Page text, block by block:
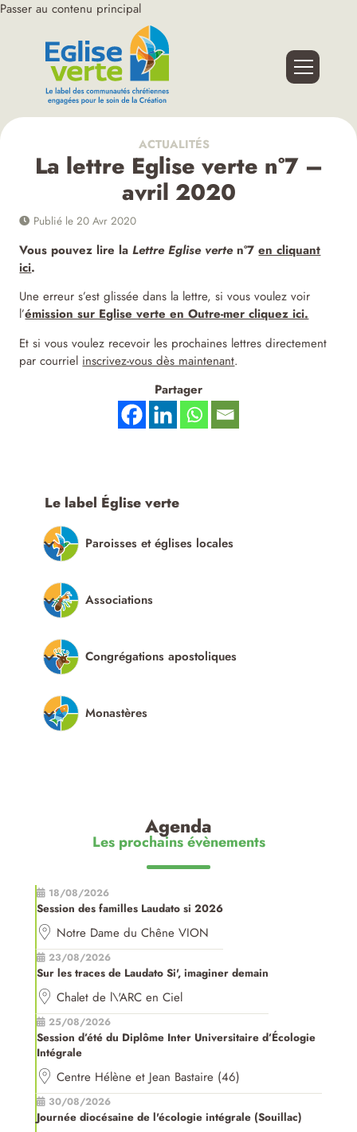
Passer au contenu principal
Le label Église verte
Paroisses et églises locales
Associations
Congrégations apostoliques
Monastères
Agenda
Les prochains évènements
18/08/2026
Session des familles Laudato si 2026
Notre Dame du Chêne VION
23/08/2026
Sur les traces de Laudato Si', imaginer demain
Chalet de l\'ARC en Ciel
25/08/2026
Session d’été du Diplôme Inter Universitaire d’Écologie
Intégrale
Centre Hélène et Jean Bastaire (46)
30/08/2026
Journée diocésaine de l'écologie intégrale (Souillac)
ACTUALITÉS
La lettre Eglise verte n°7 –
avril 2020
Publié le 20 Avr 2020
Vous pouvez lire laLettre Eglise verten°7en cliquant
ici.
Une erreur s’est glissée dans la lettre, si vous voulez voir
l’émission sur Eglise verte en Outre-mer cliquez ici.
Et si vous voulez recevoir les prochaines lettres directement
par courriel inscrivez-vous dès maintenant.
Partager